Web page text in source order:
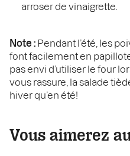
arroser de vinaigrette.
Note : Pendant l’été, les
font facilement en
pas envi d’utiliser le four
vous rassure, la salade
hiver qu’en été!
Vous aimerez